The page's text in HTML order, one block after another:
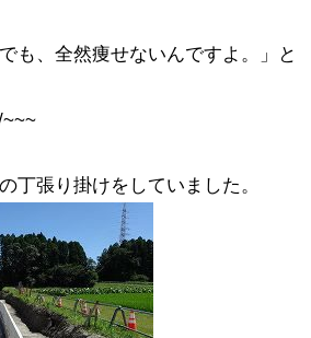
も、全然痩せないんですよ。」と
丁張り掛けをしていました。